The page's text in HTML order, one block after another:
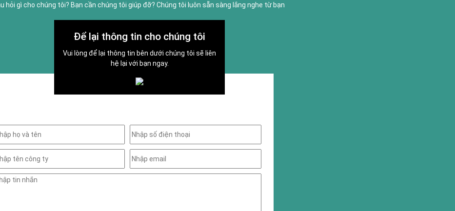
hỏi gì cho chúng tôi? Bạn cần chúng tôi giúp đỡ? Chúng tôi luôn sẵn sàng lắng nghe từ bạn
Để lại thông tin cho chúng tôi
Vui lòng để lại thông tin bên dưới chúng tôi sẽ liên
hệ lại với bạn ngay.